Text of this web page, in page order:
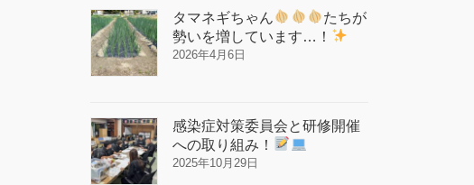
タマネギちゃん
たちが
勢いを増しています…！
2026年4月6日
感染症対策委員会と研修開催
への取り組み！
2025年10月29日